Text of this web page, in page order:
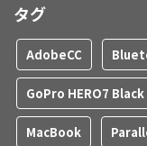
タグ
AdobeCC
GoPro HERO7 Black
MacBook